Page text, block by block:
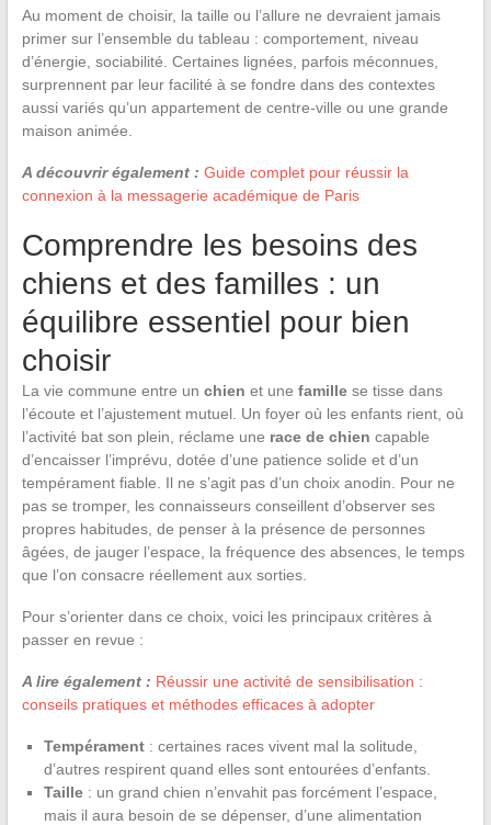
Au moment de choisir, la taille ou l’allure ne devraient jamais
primer sur l’ensemble du tableau : comportement, niveau
d’énergie, sociabilité. Certaines lignées, parfois méconnues,
surprennent par leur facilité à se fondre dans des contextes
aussi variés qu’un appartement de centre-ville ou une grande
maison animée.
A découvrir également : Guide complet pour réussir la
connexion à la messagerie académique de Paris
Comprendre les besoins des
chiens et des familles : un
équilibre essentiel pour bien
choisir
La vie commune entre un chien et une famillese tisse dans
l’écoute et l’ajustement mutuel. Un foyer où les enfants rient, où
l’activité bat son plein, réclame une race de chien capable
d’encaisser l’imprévu, dotée d’une patience solide et d’un
tempérament fiable. Il ne s’agit pas d’un choix anodin. Pour ne
pas se tromper, les connaisseurs conseillent d’observer ses
propres habitudes, de penser à la présence de personnes
âgées, de jauger l’espace, la fréquence des absences, le temps
que l’on consacre réellement aux sorties.
Pour s’orienter dans ce choix, voici les principaux critères à
passer en revue :
A lire également : Réussir une activité de sensibilisation :
conseils pratiques et méthodes efficaces à adopter
Tempérament: certaines races vivent mal la solitude,
d’autres respirent quand elles sont entourées d’enfants.
Taille: un grand chien n’envahit pas forcément l’espace,
mais il aura besoin de se dépenser, d’une alimentation